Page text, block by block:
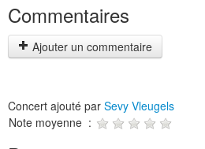
Commentaires
Ajouter un commentaire
Concert ajouté par Sevy Vleugels
Note moyenne :